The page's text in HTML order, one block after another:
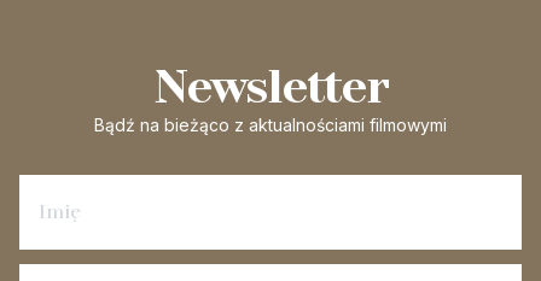
Newsletter
Bądź na bieżąco z aktualnościami filmowymi